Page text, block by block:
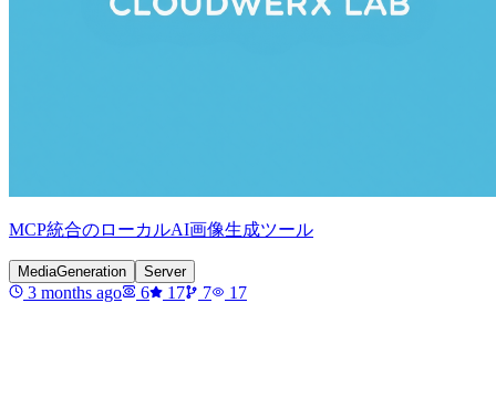
MCP統合のローカルAI画像生成ツール
MediaGeneration Server
3 months ago 6 17 7 17